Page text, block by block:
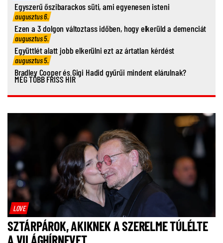
Egyszerű őszibarackos süti, ami egyenesen isteni
augusztus 6.
Ezen a 3 dolgon változtass időben, hogy elkerüld a demenciát
augusztus 5.
Együttlét alatt jobb elkerülni ezt az ártatlan kérdést
augusztus 5.
Bradley Cooper és Gigi Hadid gyűrűi mindent elárulnak?
MÉG TÖBB FRISS HÍR
LOVE
SZTÁRPÁROK, AKIKNEK A SZERELME TÚLÉLTE